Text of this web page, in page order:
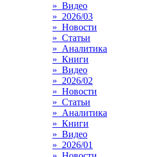
» Видео
» 2026/03
» Новости
» Статьи
» Аналитика
» Книги
» Видео
» 2026/02
» Новости
» Статьи
» Аналитика
» Книги
» Видео
» 2026/01